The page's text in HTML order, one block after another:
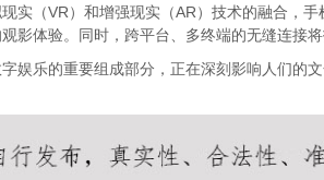
实（VR）和增强现实（AR）技术的融合，
影体验。同时，跨平台、多终端的无缝连接
娱乐的重要组成部分，正在深刻影响人们的